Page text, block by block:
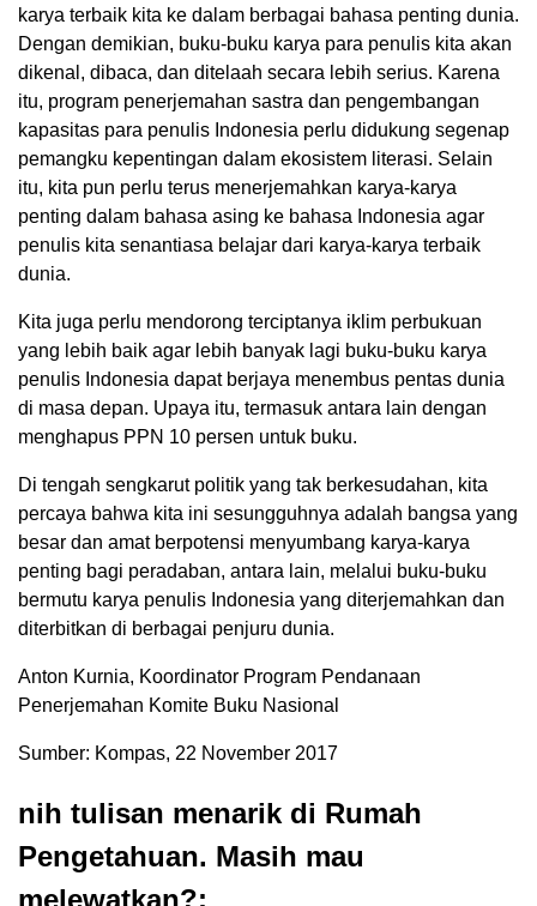
karya terbaik kita ke dalam berbagai bahasa penting dunia.
Dengan demikian, buku-buku karya para penulis kita akan
dikenal, dibaca, dan ditelaah secara lebih serius. Karena
itu, program penerjemahan sastra dan pengembangan
kapasitas para penulis Indonesia perlu didukung segenap
pemangku kepentingan dalam ekosistem literasi. Selain
itu, kita pun perlu terus menerjemahkan karya-karya
penting dalam bahasa asing ke bahasa Indonesia agar
penulis kita senantiasa belajar dari karya-karya terbaik
dunia.
Kita juga perlu mendorong terciptanya iklim perbukuan
yang lebih baik agar lebih banyak lagi buku-buku karya
penulis Indonesia dapat berjaya menembus pentas dunia
di masa depan. Upaya itu, termasuk antara lain dengan
menghapus PPN 10 persen untuk buku.
Di tengah sengkarut politik yang tak berkesudahan, kita
percaya bahwa kita ini sesungguhnya adalah bangsa yang
besar dan amat berpotensi menyumbang karya-karya
penting bagi peradaban, antara lain, melalui buku-buku
bermutu karya penulis Indonesia yang diterjemahkan dan
diterbitkan di berbagai penjuru dunia.
Anton Kurnia, Koordinator Program Pendanaan
Penerjemahan Komite Buku Nasional
Sumber: Kompas, 22 November 2017
nih tulisan menarik di Rumah
Pengetahuan. Masih mau